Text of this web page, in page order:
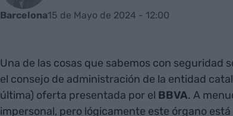
Barcelona15 de Mayo de 2024 - 12:00
Una de las cosas que sabemos con seguridad
el consejo de administración de la entidad
última) oferta presentada por el BBVA. A
impersonal, pero lógicamente este órgano